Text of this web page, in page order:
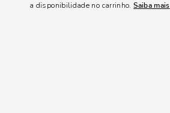
a disponibilidade no carrinho.Saiba mais